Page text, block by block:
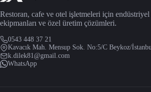
Restoran, cafe ve otel işletmeleri için
ekipmanları ve özel üretim çözümleri.
0543 448 37 21
Kavacık Mah. Mensup Sok. No:5/C Beykoz/
k.dilek81@gmail.com
WhatsApp